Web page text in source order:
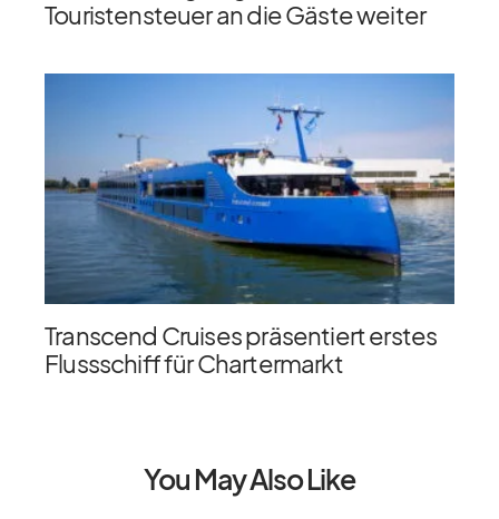
Touristensteuer an die Gäste weiter
Transcend Cruises präsentiert erstes
Flussschiff für Chartermarkt
You May Also Like